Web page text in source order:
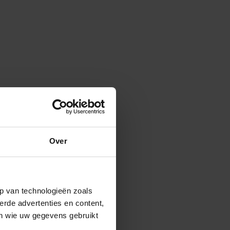
Over
van technologieën zoals
advertenties en content,
wie uw gegevens gebruikt